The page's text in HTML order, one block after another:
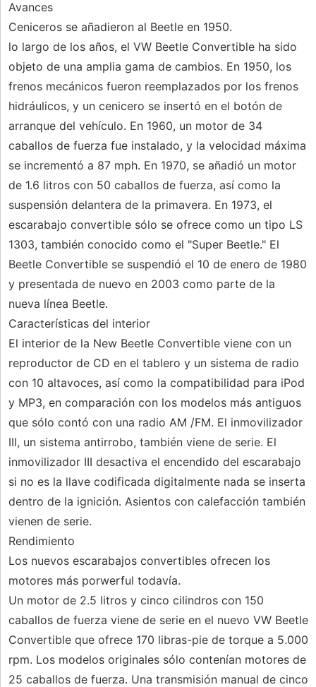
Avances
Ceniceros se añadieron al Beetle en 1950.
lo largo de los años, el VW Beetle Convertible ha sido
objeto de una amplia gama de cambios. En 1950, los
frenos mecánicos fueron reemplazados por los frenos
hidráulicos, y un cenicero se insertó en el botón de
arranque del vehículo. En 1960, un motor de 34
caballos de fuerza fue instalado, y la velocidad máxima
se incrementó a 87 mph. En 1970, se añadió un motor
de 1.6 litros con 50 caballos de fuerza, así como la
suspensión delantera de la primavera. En 1973, el
escarabajo convertible sólo se ofrece como un tipo LS
1303, también conocido como el "Super Beetle." El
Beetle Convertible se suspendió el 10 de enero de 1980
y presentada de nuevo en 2003 como parte de la
nueva línea Beetle.
Características del interior
El interior de la New Beetle Convertible viene con un
reproductor de CD en el tablero y un sistema de radio
con 10 altavoces, así como la compatibilidad para iPod
y MP3, en comparación con los modelos más antiguos
que sólo contó con una radio AM /FM. El inmovilizador
III, un sistema antirrobo, también viene de serie. El
inmovilizador III desactiva el encendido del escarabajo
si no es la llave codificada digitalmente nada se inserta
dentro de la ignición. Asientos con calefacción también
vienen de serie.
Rendimiento
Los nuevos escarabajos convertibles ofrecen los
motores más porwerful todavía.
Un motor de 2.5 litros y cinco cilindros con 150
caballos de fuerza viene de serie en el nuevo VW Beetle
Convertible que ofrece 170 libras-pie de torque a 5.000
rpm. Los modelos originales sólo contenían motores de
25 caballos de fuerza. Una transmisión manual de cinco